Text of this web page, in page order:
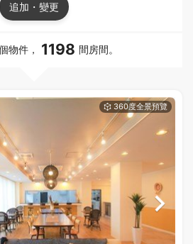
追加・變更
物件， 1198 間房間。